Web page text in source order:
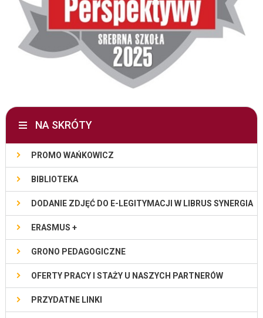
NA SKRÓTY
PROMO WAŃKOWICZ
BIBLIOTEKA
DODANIE ZDJĘĆ DO E-LEGITYMACJI W LIBRUS SYNERGIA
ERASMUS +
GRONO PEDAGOGICZNE
OFERTY PRACY I STAŻY U NASZYCH PARTNERÓW
PRZYDATNE LINKI